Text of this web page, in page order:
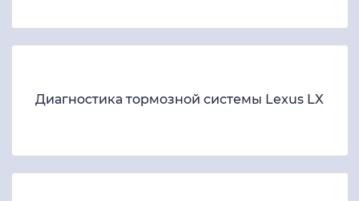
Диагностика тормозной системы Lexus LX